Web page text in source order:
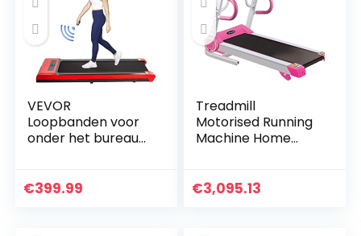
VEVOR
Loopbanden voor
onder het bureau
hardlopen, Led-
€399.99
Treadmill
Motorised Running
Machine Home
Treadmill Machine
€3,095.13